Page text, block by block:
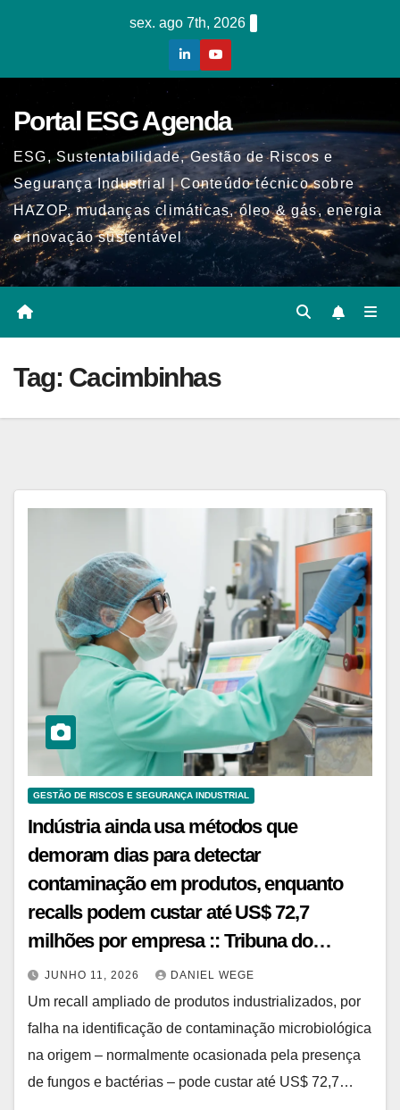
sex. ago 7th, 2026
Portal ESG Agenda
ESG, Sustentabilidade, Gestão de Riscos e
Segurança Industrial | Conteúdo técnico sobre
HAZOP, mudanças climáticas, óleo & gás, energia
e inovação sustentável
Tag: Cacimbinhas
GESTÃO DE RISCOS E SEGURANÇA INDUSTRIAL
Indústria ainda usa métodos que
demoram dias para detectar
contaminação em produtos, enquanto
recalls podem custar até US$ 72,7
milhões por empresa :: Tribuna do
Agreste
JUNHO 11, 2026 DANIEL WEGE
Um recall ampliado de produtos industrializados, por
falha na identificação de contaminação microbiológica
na origem – normalmente ocasionada pela presença
de fungos e bactérias – pode custar até US$ 72,7…